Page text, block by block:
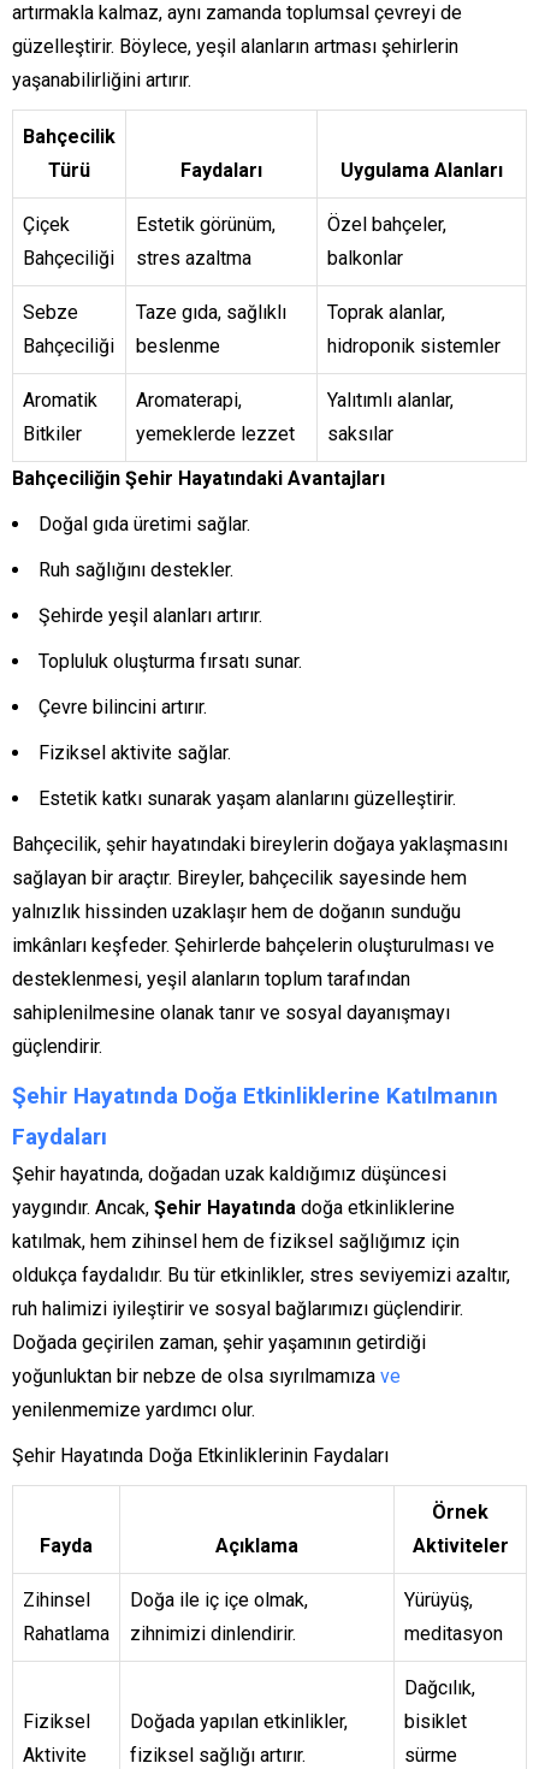
artırmakla kalmaz, aynı zamanda toplumsal çevreyi de
güzelleştirir. Böylece, yeşil alanların artması şehirlerin
yaşanabilirliğini artırır.
Bahçecilik
Türü
Faydaları Uygulama Alanları
Çiçek
Bahçeciliği
Estetik görünüm,
stres azaltma
Özel bahçeler,
balkonlar
Sebze
Bahçeciliği
Taze gıda, sağlıklı
beslenme
Toprak alanlar,
hidroponik sistemler
Aromatik
Bitkiler
Aromaterapi,
yemeklerde lezzet
Yalıtımlı alanlar,
saksılar
Bahçeciliğin Şehir Hayatındaki Avantajları
Doğal gıda üretimi sağlar.
Ruh sağlığını destekler.
Şehirde yeşil alanları artırır.
Topluluk oluşturma fırsatı sunar.
Çevre bilincini artırır.
Fiziksel aktivite sağlar.
Estetik katkı sunarak yaşam alanlarını güzelleştirir.
Bahçecilik, şehir hayatındaki bireylerin doğaya yaklaşmasını
sağlayan bir araçtır. Bireyler, bahçecilik sayesinde hem
yalnızlık hissinden uzaklaşır hem de doğanın sunduğu
imkânları keşfeder. Şehirlerde bahçelerin oluşturulması ve
desteklenmesi, yeşil alanların toplum tarafından
sahiplenilmesine olanak tanır ve sosyal dayanışmayı
güçlendirir.
Şehir Hayatında Doğa Etkinliklerine Katılmanın
Faydaları
Şehir hayatında, doğadan uzak kaldığımız düşüncesi
yaygındır. Ancak, Şehir Hayatında doğa etkinliklerine
katılmak, hem zihinsel hem de fiziksel sağlığımız için
oldukça faydalıdır. Bu tür etkinlikler, stres seviyemizi azaltır,
ruh halimizi iyileştirir ve sosyal bağlarımızı güçlendirir.
Doğada geçirilen zaman, şehir yaşamının getirdiği
yoğunluktan bir nebze de olsa sıyrılmamıza ve
yenilenmemize yardımcı olur.
Şehir Hayatında Doğa Etkinliklerinin Faydaları
Fayda Açıklama
Örnek
Aktiviteler
Zihinsel
Rahatlama
Doğa ile iç içe olmak,
zihnimizi dinlendirir.
Yürüyüş,
meditasyon
Fiziksel
Aktivite
Doğada yapılan etkinlikler,
fiziksel sağlığı artırır.
Dağcılık,
bisiklet
sürme